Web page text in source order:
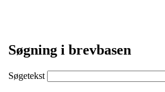
Søgning i brevbasen
Søgetekst